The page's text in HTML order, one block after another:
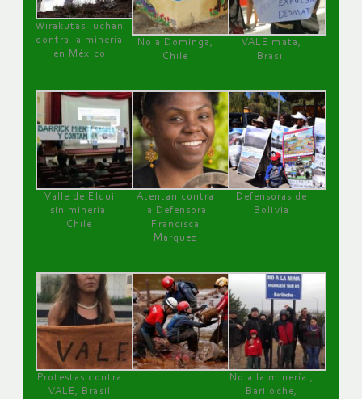
Wirakutas luchan
contra la minería
en México
No a Dominga,
Chile
VALE mata,
Brasil
Valle de Elqui
sin minería.
Chile
Atentan contra
la Defensora
Francisca
Márquez
Defensoras de
Bolivia
Protestas contra
VALE, Brasil
No a la minería ,
Bariloche,